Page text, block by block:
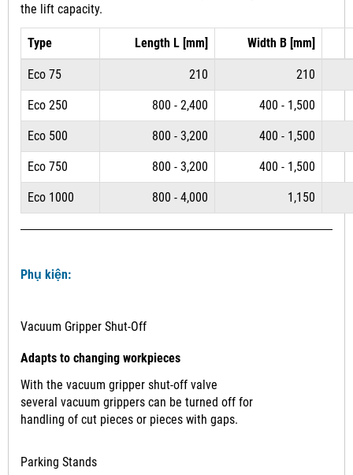
the lift capacity.
Type Length L [mm] Width B [mm]
Eco 75 210 210
Eco 250 800 - 2,400 400 - 1,500
Eco 500 800 - 3,200 400 - 1,500
Eco 750 800 - 3,200 400 - 1,500
Eco 1000 800 - 4,000 1,150
Phụ kiện:
Vacuum Gripper Shut-Off
Adapts to changing workpieces
With the vacuum gripper shut-off valve
several vacuum grippers can be turned off for
handling of cut pieces or pieces with gaps.
Parking Stands